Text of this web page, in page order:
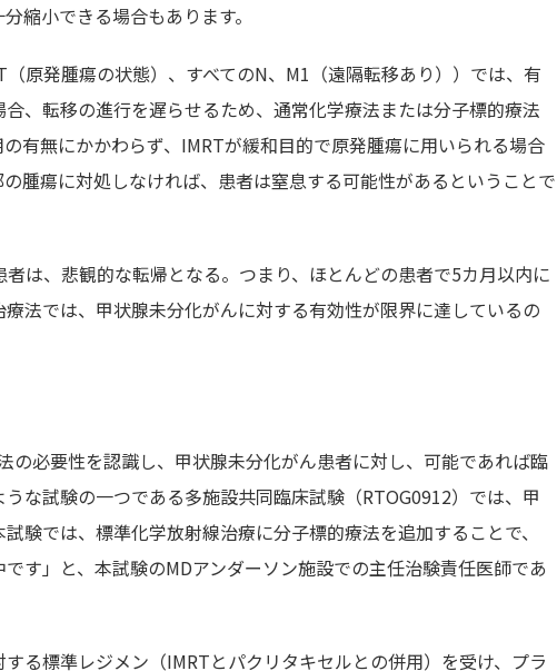
縮小できる場合もあります。
原発腫瘍の状態）、すべてのN、M1（遠隔転移あり））では、有
、転移の進行を遅らせるため、通常化学療法または分子標的療法
有無にかかわらず、IMRTが緩和目的で原発腫瘍に用いられる場合
腫瘍に対処しなければ、患者は窒息する可能性があるということで
は、悲観的な転帰となる。つまり、ほとんどの患者で5カ月以内に
法では、甲状腺未分化がんに対する有効性が限界に達しているの
の必要性を認識し、甲状腺未分化がん患者に対し、可能であれば臨
な試験の一つである多施設共同臨床試験（RTOG0912）では、甲
験では、標準化学放射線治療に分子標的療法を追加することで、
す」と、本試験のMDアンダーソン施設での主任治験責任医師であ
る標準レジメン（IMRTとパクリタキセルとの併用）を受け、プラ